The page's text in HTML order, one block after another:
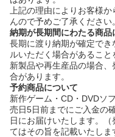
上記の理由によりお客様
んので予めご了承ください。
納期が長期間にわたる商品
長期に渡り納期が確定で
ルいただく場合があること
新製品や再生産品の場合
合があります。
予約商品について
新作ゲーム・CD・DVDソ
売日5日前までにご入金の
日にお届けいたします。
てはその旨を記載いたしま